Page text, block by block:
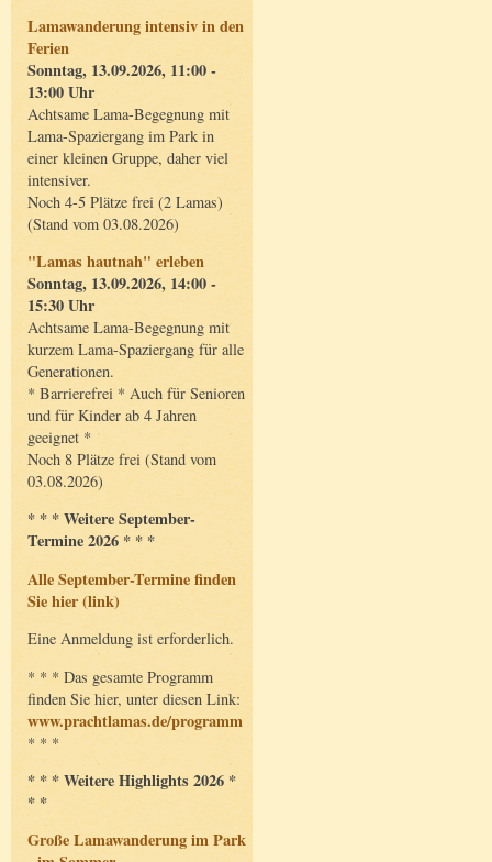
Lamawanderung intensiv in den
Ferien
Sonntag, 13.09.2026, 11:00 -
13:00 Uhr
Achtsame Lama-Begegnung mit
Lama-Spaziergang im Park in
einer kleinen Gruppe, daher viel
intensiver.
Noch 4-5 Plätze frei (2 Lamas)
(Stand vom 03.08.2026)
"Lamas hautnah" erleben
Sonntag, 13.09.2026, 14:00 -
15:30 Uhr
Achtsame Lama-Begegnung mit
kurzem Lama-Spaziergang für alle
Generationen.
* Barrierefrei * Auch für Senioren
und für Kinder ab 4 Jahren
geeignet *
Noch 8 Plätze frei (Stand vom
03.08.2026)
* * * Weitere September-
Termine 2026 * * *
Alle September-Termine finden
Sie hier (link)
Eine Anmeldung ist erforderlich.
* * * Das gesamte Programm
finden Sie hier, unter diesen Link:
www.prachtlamas.de/programm
* * *
* * * Weitere Highlights 2026 *
* *
Große Lamawanderung im Park